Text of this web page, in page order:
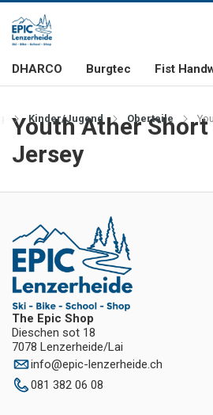
DHARCO Burgtec Fist
Kinder/Jugend Oberteile
Youth Ather Short
Jersey
The Epic Shop
Dieschen sot 18
7078 Lenzerheide/Lai
info@epic-lenzerheide.ch
081 382 06 08